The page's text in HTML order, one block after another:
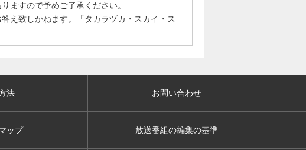
ますので予めご了承ください。
え致しかねます。「タカラヅカ・スカイ・ス
法 お問い合わせ
ップ 放送番組の編集の基準